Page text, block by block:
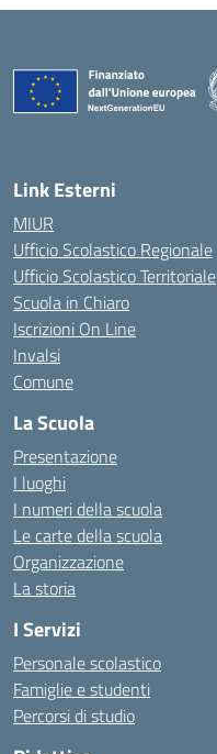
Link Esterni
MIUR
Ufficio Scolastico Regionale
Ufficio Scolastico Territoriale
Scuola in Chiaro
Iscrizioni On Line
Invalsi
Comune
La Scuola
Presentazione
I luoghi
I numeri della scuola
Le carte della scuola
Organizzazione
La storia
I Servizi
Personale scolastico
Famiglie e studenti
Percorsi di studio